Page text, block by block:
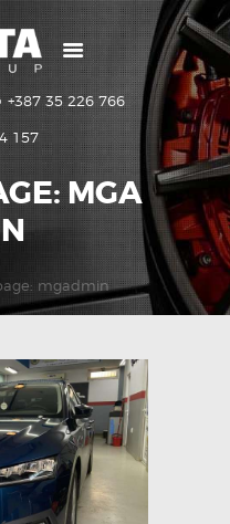
+387 35 226 766
157
MGA
mgadmin